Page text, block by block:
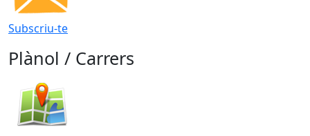
Subscriu-te
Plànol / Carrers